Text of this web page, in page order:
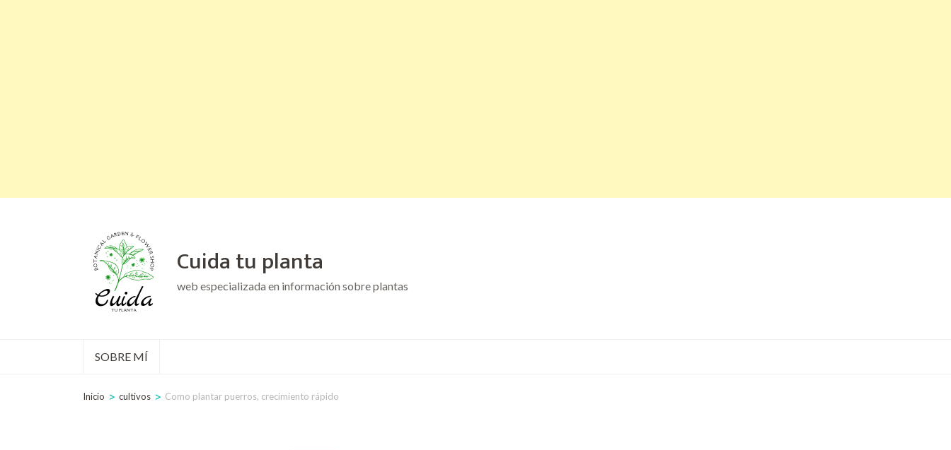
Cuida tu planta
web especializada en información sobre plantas
SOBRE MÍ
Inicio > cultivos > Como plantar puerros, crecimiento rápido